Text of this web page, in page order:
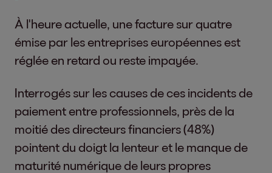
À l'heure actuelle, une facture sur quatre
émise par les entreprises européennes est
réglée en retard ou reste impayée.
Interrogés sur les causes de ces incidents de
paiement entre professionnels, près de la
moitié des directeurs financiers (48%)
pointent du doigt la lenteur et le manque de
maturité numérique de leurs propres